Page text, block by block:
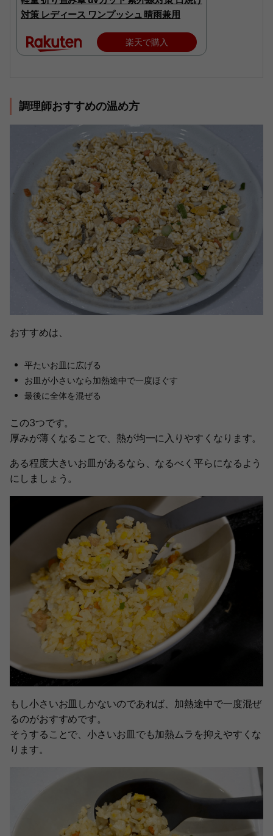
対策 レディース ワンプッシュ 晴雨兼用
楽天で購入
調理師おすすめの温め方
おすすめは、
平たいお皿に広げる
お皿が小さいなら加熱途中で一度ほぐす
最後に全体を混ぜる
この3つです。
厚みが薄くなることで、熱が均一に入りやすくなります。
ある程度大きいお皿があるなら、なるべく平らになるよう
にしましょう。
もし小さいお皿しかないのであれば、加熱途中で一度混ぜ
るのがおすすめです。
そうすることで、小さいお皿でも加熱ムラを抑えやすくな
ります。